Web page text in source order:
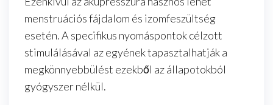
menstruációs fájdalom és izomfeszültség
esetén. A specifikus nyomáspontok célzott
stimulálásával az egyének tapasztalhatják a
megkönnyebbülést ezekből az állapotokból
gyógyszer nélkül.